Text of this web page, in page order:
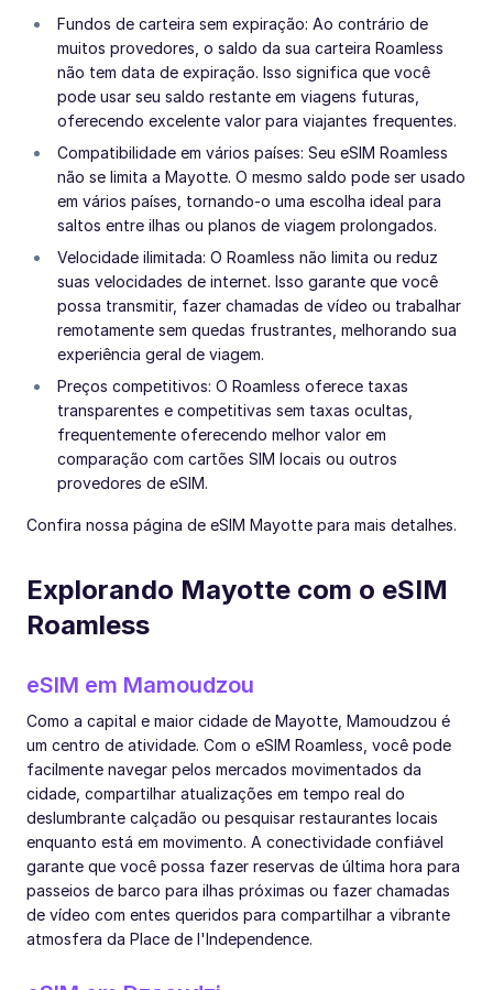
Fundos de carteira sem expiração: Ao contrário de
muitos provedores, o saldo da sua carteira Roamless
não tem data de expiração. Isso significa que você
pode usar seu saldo restante em viagens futuras,
oferecendo excelente valor para viajantes frequentes.
Compatibilidade em vários países: Seu eSIM Roamless
não se limita a Mayotte. O mesmo saldo pode ser usado
em vários países, tornando-o uma escolha ideal para
saltos entre ilhas ou planos de viagem prolongados.
Velocidade ilimitada: O Roamless não limita ou reduz
suas velocidades de internet. Isso garante que você
possa transmitir, fazer chamadas de vídeo ou trabalhar
remotamente sem quedas frustrantes, melhorando sua
experiência geral de viagem.
Preços competitivos: O Roamless oferece taxas
transparentes e competitivas sem taxas ocultas,
frequentemente oferecendo melhor valor em
comparação com cartões SIM locais ou outros
provedores de eSIM.
Confira nossa página de eSIM Mayotte para mais detalhes.
Explorando Mayotte com o eSIM
Roamless
eSIM em Mamoudzou
Como a capital e maior cidade de Mayotte, Mamoudzou é
um centro de atividade. Com o eSIM Roamless, você pode
facilmente navegar pelos mercados movimentados da
cidade, compartilhar atualizações em tempo real do
deslumbrante calçadão ou pesquisar restaurantes locais
enquanto está em movimento. A conectividade confiável
garante que você possa fazer reservas de última hora para
passeios de barco para ilhas próximas ou fazer chamadas
de vídeo com entes queridos para compartilhar a vibrante
atmosfera da Place de l'Independence.